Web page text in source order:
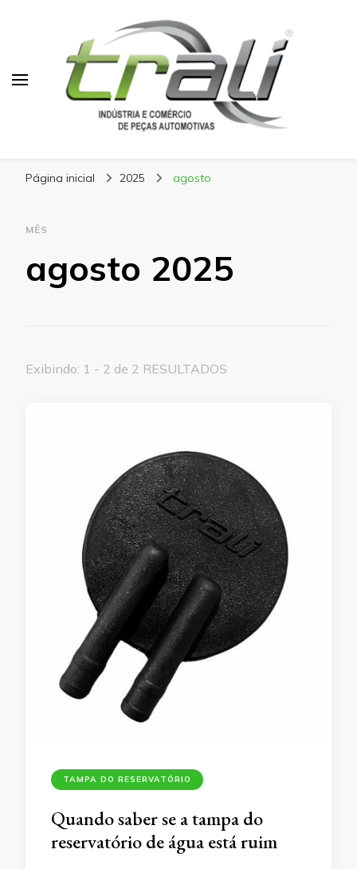
Página inicial 2025 agosto
MÊS
agosto 2025
Exibindo: 1 - 2 de 2 RESULTADOS
TAMPA DO RESERVATÓRIO
Quando saber se a tampa do
reservatório de água está ruim